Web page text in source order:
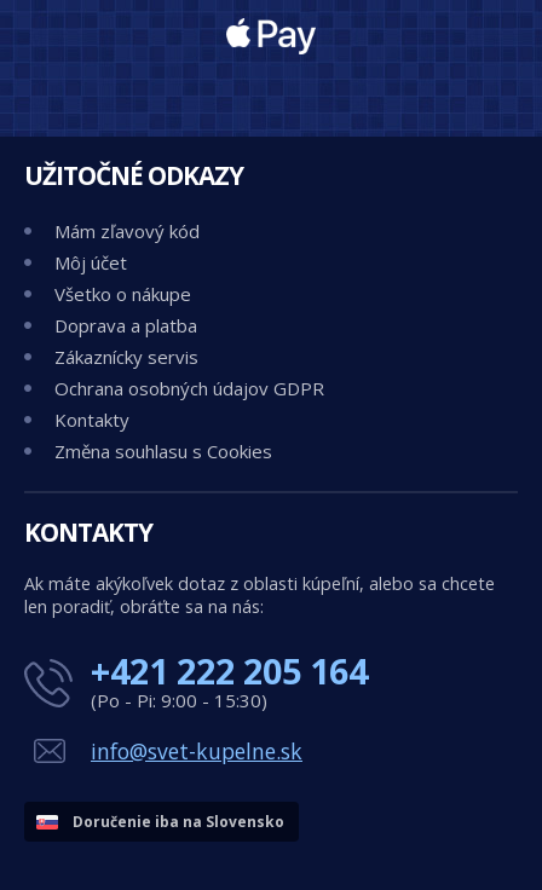
UŽITOČNÉ ODKAZY
Mám zľavový kód
Môj účet
Všetko o nákupe
Doprava a platba
Zákaznícky servis
Ochrana osobných údajov GDPR
Kontakty
Změna souhlasu s Cookies
KONTAKTY
Ak máte akýkoľvek dotaz z oblasti kúpeľní, alebo sa chcete
len poradiť, obráťte sa na nás:
+421 222 205 164
(Po - Pi: 9:00 - 15:30)
info@svet-kupelne.sk
Doručenie iba na Slovensko